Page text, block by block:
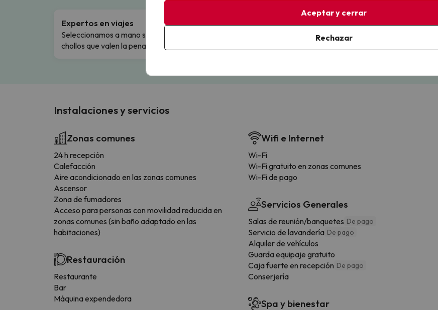
Expertos en viajes
Seleccionamos a mano solo los
chollos que valen la pena.
Cancela sin complicaciones
Cambios y cancelaciones con total
Paga a tu ritmo
Fracciona o financia tu viaje.
Instalaciones y servicios
Zonas comunes
24 h recepción
Calefacción
Aire acondicionado en las zonas comunes
Ascensor
Zona de fumadores
Acceso para personas con movilidad reducida en
zonas comunes (sin baño adaptado en las
habitaciones)
Restauración
Restaurante
Bar
Máquina expendedora
Wifi e Internet
Wi-Fi
Wi-Fi gratuito en zonas comunes
Wi-Fi de pago
Servicios Generales
Salas de reunión/banquetes De pago
Servicio de lavandería De pago
Alquiler de vehículos
Guarda equipaje gratuito
Caja fuerte en recepción De pago
Conserjería
Spa y bienestar
Aceptar y cerrar
Rechazar